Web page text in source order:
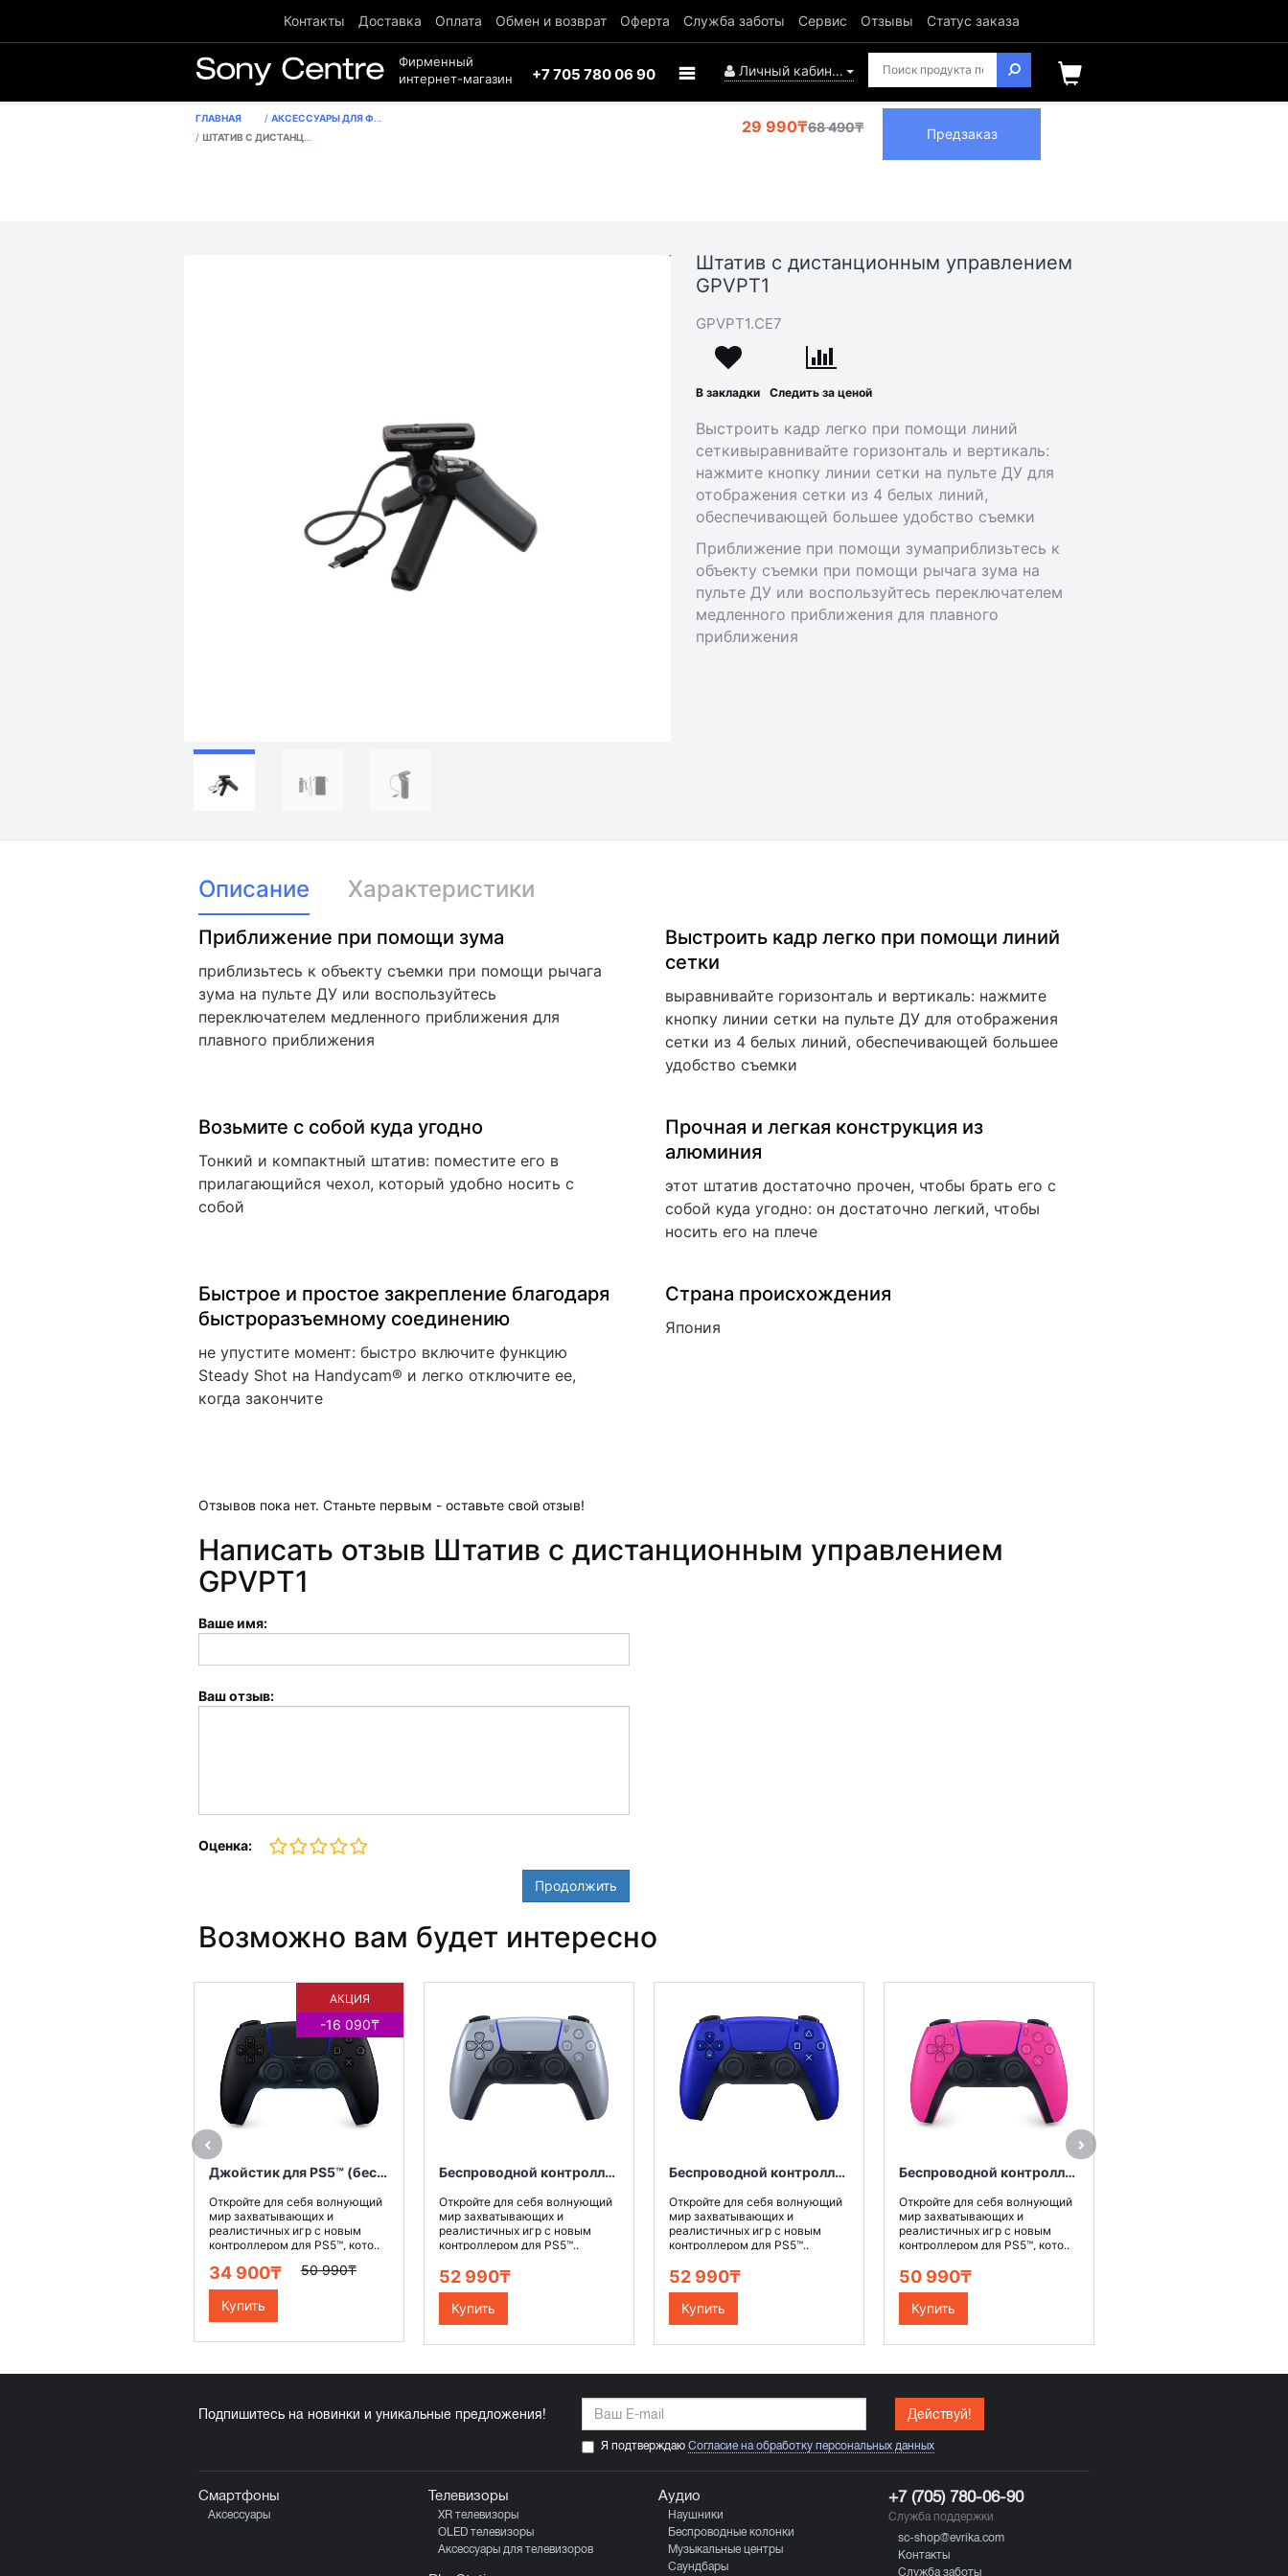
Контакты Доставка Оплата Обмен и возврат Оферта Служба заботы Сервис Отзывы Статус заказа
Фирменный
интернет-магазин
+7 705 780 06 90 Личный кабинет
ГЛАВНАЯ
АКСЕССУАРЫ ДЛЯ ФОТО И ВИДЕО
ШТАТИВ С ДИСТАНЦИОННЫМ УПРАВЛЕНИЕМ GPVPT1
29 990₸68 490₸ Предзаказ
Штатив с дистанционным управлением
GPVPT1
GPVPT1.CE7
В закладки Следить за ценой
Выстроить кадр легко при помощи линий
сеткивыравнивайте горизонталь и вертикаль:
нажмите кнопку линии сетки на пульте ДУ для
отображения сетки из 4 белых линий,
обеспечивающей большее удобство съемки
Приближение при помощи зумаприблизьтесь к
объекту съемки при помощи рычага зума на
пульте ДУ или воспользуйтесь переключателем
медленного приближения для плавного
приближения
Описание Характеристики
Приближение при помощи зума
приблизьтесь к объекту съемки при помощи рычага
зума на пульте ДУ или воспользуйтесь
переключателем медленного приближения для
плавного приближения
Выстроить кадр легко при помощи линий
сетки
выравнивайте горизонталь и вертикаль: нажмите
кнопку линии сетки на пульте ДУ для отображения
сетки из 4 белых линий, обеспечивающей большее
удобство съемки
Возьмите с собой куда угодно
Тонкий и компактный штатив: поместите его в
прилагающийся чехол, который удобно носить с
собой
Прочная и легкая конструкция из
алюминия
этот штатив достаточно прочен, чтобы брать его с
собой куда угодно: он достаточно легкий, чтобы
носить его на плече
Быстрое и простое закрепление благодаря
быстроразъемному соединению
не упустите момент: быстро включите функцию
Steady Shot на Handycam® и легко отключите ее,
когда закончите
Страна происхождения
Япония
Отзывов пока нет. Станьте первым - оставьте свой отзыв!
Написать отзыв Штатив с дистанционным управлением
GPVPT1
Ваше имя:
Ваш отзыв:
Оценка:
Продолжить
Возможно вам будет интересно
АКЦИЯ
-16 090₸
Джойстик для PS5™ (беспроводной контроллер), цвет Черная Полночь,
Откройте для себя волнующий
мир захватывающих и
реалистичных игр с новым
контроллером для PS5™, кото..
34 900₸ 50 990₸
Купить
Беспроводной контроллер DualSense™ для PS5™, цвет Монетный серебряный
Откройте для себя волнующий
мир захватывающих и
реалистичных игр с новым
контроллером для PS5™..
52 990₸
Купить
Беспроводной контроллер DualSense™ для PS5™, цвет Кобальтовый синий
Откройте для себя волнующий
мир захватывающих и
реалистичных игр с новым
контроллером для PS5™..
52 990₸
Купить
Беспроводной контроллер DualSense™ для PS5™, цвет Розовый "Новая звезда"
Откройте для себя волнующий
мир захватывающих и
реалистичных игр с новым
контроллером для PS5™, кото..
50 990₸
Купить
Подпишитесь на новинки и уникальные предложения! Действуй!
Я подтверждаю Согласие на обработку персональных данных
Смартфоны
Аксессуары
Телевизоры
XR телевизоры
OLED телевизоры
Аксессуары для телевизоров
Аудио
Наушники
Беспроводные колонки
Музыкальные центры
Саундбары
+7 (705) 780-06-90
Служба поддержки
sc-shop@evrika.com
Контакты
Служба заботы